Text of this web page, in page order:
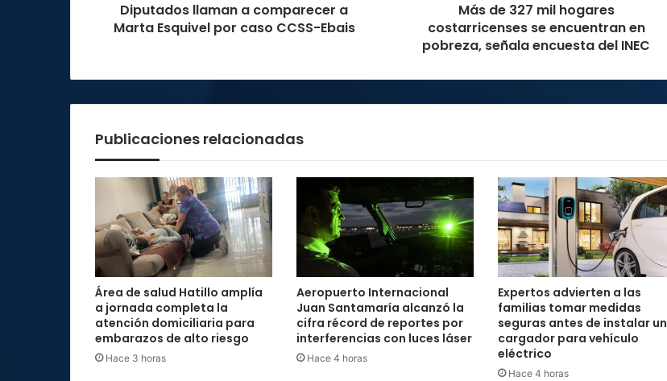
CCSS-
Ebais
Diputados llaman a comparecer a
Marta Esquivel por caso CCSS-Ebais
encuesta
INEC
Más de 327 mil hogares
costarricenses se encuentran en
pobreza, señala encuesta del INEC
Publicaciones relacionadas
Área de salud Hatillo amplía
a jornada completa la
atención domiciliaria para
embarazos de alto riesgo
Hace 3 horas
Aeropuerto Internacional
Juan Santamaría alcanzó la
cifra récord de reportes por
interferencias con luces láser
Hace 4 horas
Expertos advierten a las
familias tomar medidas
seguras antes de instalar un
cargador para vehículo
eléctrico
Hace 4 horas